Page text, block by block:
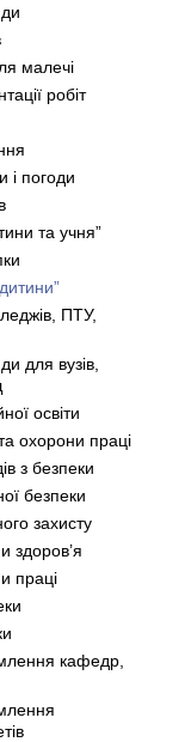
малечі
робіт
і погоди
та учня”
ПТУ,
для вузів,
освіти
охорони праці
з безпеки
безпеки
захисту
здоров’я
праці
кафедр,